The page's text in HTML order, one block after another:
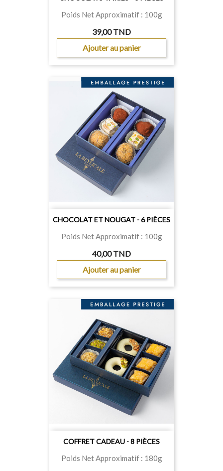
Poids Net Approximatif : 100g
39,00 TND
Ajouter au panier
CHOCOLAT ET NOUGAT - 6 PIÈCES
Poids Net Approximatif : 100g
40,00 TND
Ajouter au panier
COFFRET CADEAU - 8 PIÈCES
Poids Net Approximatif : 180g